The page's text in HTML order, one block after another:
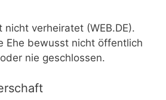
nicht verheiratet (WEB.DE).
Ehe bewusst nicht öffentlich
nie geschlossen.